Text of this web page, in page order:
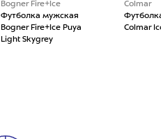
Bogner Fire+Ice
Футболка мужская
Bogner Fire+Ice Puya
Light Skygrey
Colmar
Colmar